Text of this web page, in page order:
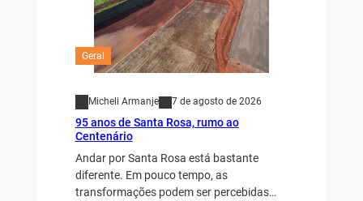
Geral
Micheli Armanje 7 de agosto de 2026
95 anos de Santa Rosa, rumo ao
Centenário
Andar por Santa Rosa está bastante
diferente. Em pouco tempo, as
transformações podem ser percebidas…